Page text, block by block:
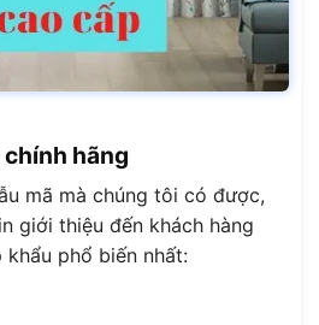
chính hãng
mã mà chúng tôi có được,
giới thiệu đến khách hàng
khẩu phổ biến nhất: